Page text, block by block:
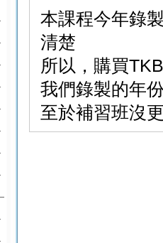
本課程今年錄
清楚
所以，購買
我們錄製的年
至於補習班沒